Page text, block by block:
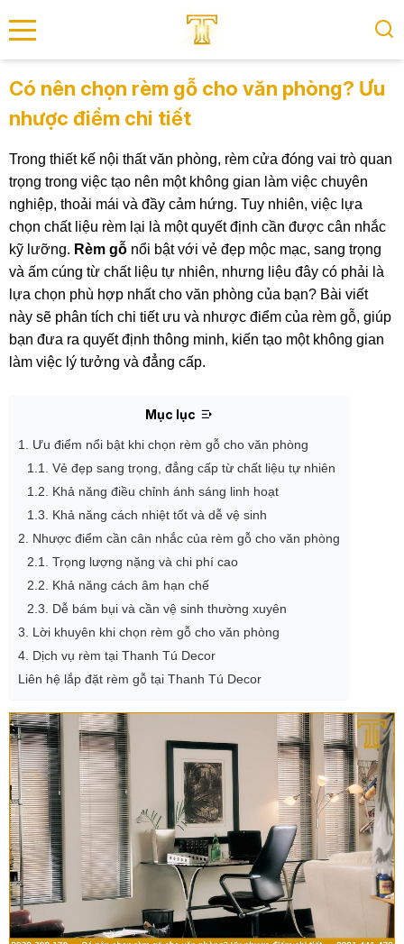
menu
Có nên chọn rèm gỗ cho văn phòng? Ưu
nhược điểm chi tiết
Trong thiết kế nội thất văn phòng, rèm cửa đóng vai trò quan
trọng trong việc tạo nên một không gian làm việc chuyên
nghiệp, thoải mái và đầy cảm hứng. Tuy nhiên, việc lựa
chọn chất liệu rèm lại là một quyết định cần được cân nhắc
kỹ lưỡng. Rèm gỗ nổi bật với vẻ đẹp mộc mạc, sang trọng
và ấm cúng từ chất liệu tự nhiên, nhưng liệu đây có phải là
lựa chọn phù hợp nhất cho văn phòng của bạn? Bài viết
này sẽ phân tích chi tiết ưu và nhược điểm của rèm gỗ, giúp
bạn đưa ra quyết định thông minh, kiến tạo một không gian
làm việc lý tưởng và đẳng cấp.
Mục lục
1. Ưu điểm nổi bật khi chọn rèm gỗ cho văn phòng
1.1. Vẻ đẹp sang trọng, đẳng cấp từ chất liệu tự nhiên
1.2. Khả năng điều chỉnh ánh sáng linh hoạt
1.3. Khả năng cách nhiệt tốt và dễ vệ sinh
2. Nhược điểm cần cân nhắc của rèm gỗ cho văn phòng
2.1. Trọng lượng nặng và chi phí cao
2.2. Khả năng cách âm hạn chế
2.3. Dễ bám bụi và cần vệ sinh thường xuyên
3. Lời khuyên khi chọn rèm gỗ cho văn phòng
4. Dịch vụ rèm tại Thanh Tú Decor
Liên hệ lắp đặt rèm gỗ tại Thanh Tú Decor